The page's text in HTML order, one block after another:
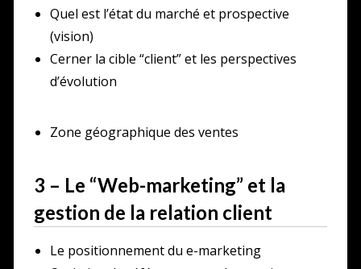
Quel est l’état du marché et prospective
(vision)
Cerner la cible “client” et les perspectives
d’évolution
Zone géographique des ventes
3 – Le “Web-marketing” et la
gestion de la relation client
Le positionnement du e-marketing